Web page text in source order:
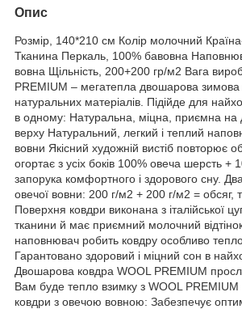
Опис
Розмір, 140*210 см Колір молочний
Тканина Перкаль, 100% бавовна
вовна Щільність, 200+200 гр/м2 Вага
PREMIUM – мегатепла двошарова зимова
натуральних матеріалів. Підійде для
в одному: Натуральна, міцна, приємна на
верху Натуральний, легкий і теплий
вовни Якісний художній вистіб повторює
огортає з усіх боків 100% овеча шерсть +
запорука комфортного і здорового сну.
овечої вовни: 200 г/м2 + 200 г/м2 = обсяг,
Поверхня ковдри виконана з італійської
тканини й має приємний молочний
наповнювач робить ковдру особливо
Гарантовано здоровий і міцний сон в
Двошарова ковдра WOOL PREMIUM
Вам буде тепло взимку з WOOL PREMIUM
ковдри з овечою вовною: Забезпечує